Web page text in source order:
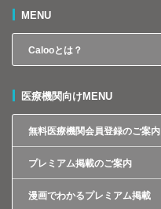
MENU
Calooとは？
医療機関向けMENU
無料医療機関会員登録のご案内
プレミアム掲載のご案内
漫画でわかるプレミアム掲載